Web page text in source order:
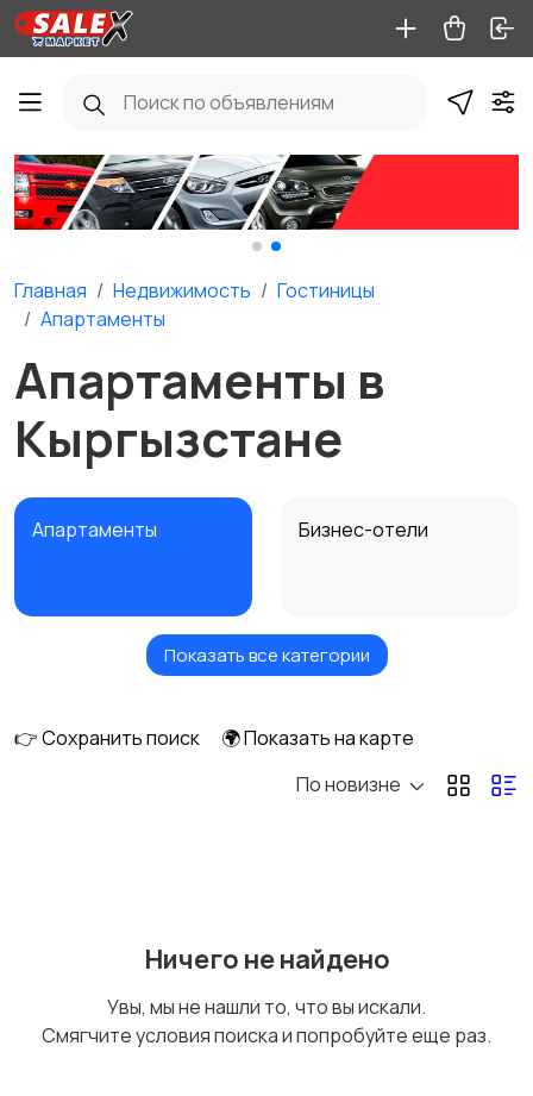
Главная Недвижимость
Гостиницы
Апартаменты
Апартаменты в
Кыргызстане
Апартаменты Бизнес-отели
Отели-курорты
Мотели
Показать все категории
👉 Сохранить поиск
🌍 Показать на карте
По новизне
Ничего не найдено
Увы, мы не нашли то, что вы искали.
Смягчите условия поиска и попробуйте еще раз.